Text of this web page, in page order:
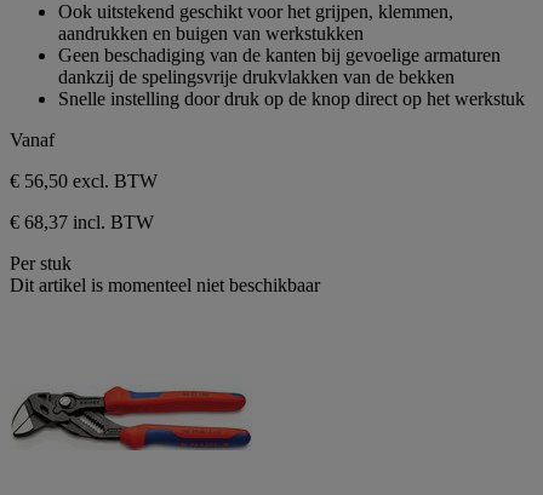
sterren.
Ook uitstekend geschikt voor het grijpen, klemmen,
aandrukken en buigen van werkstukken
Geen beschadiging van de kanten bij gevoelige armaturen
dankzij de spelingsvrije drukvlakken van de bekken
Snelle instelling door druk op de knop direct op het werkstuk
Vanaf
€ 56,50 excl. BTW
€ 68,37 incl. BTW
Per stuk
Dit artikel is momenteel niet beschikbaar